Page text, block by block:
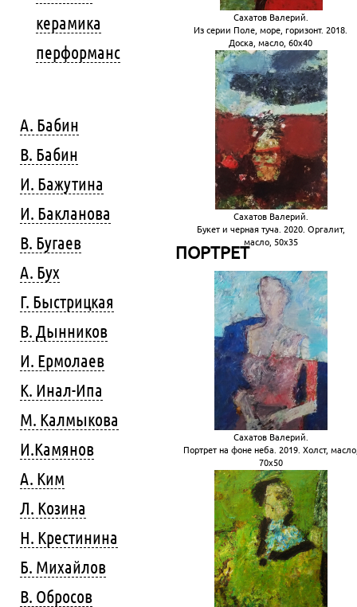
керамика
перформанс
А. Бабин
В. Бабин
И. Бажутина
И. Бакланова
В. Бугаев
А. Бух
Г. Быстрицкая
В. Дынников
И. Ермолаев
К. Инал-Ипа
М. Калмыкова
И.Камянов
А. Ким
Л. Козина
Н. Крестинина
Б. Михайлов
В. Обросов
Сахатов Валерий.
Из серии Поле, море, горизонт. 2018.
Доска, масло, 60х40
Сахатов Валерий.
Букет и черная туча. 2020. Оргалит,
масло, 50х35
ПОРТРЕТ
Сахатов Валерий.
Портрет на фоне неба. 2019. Холст,
70х50